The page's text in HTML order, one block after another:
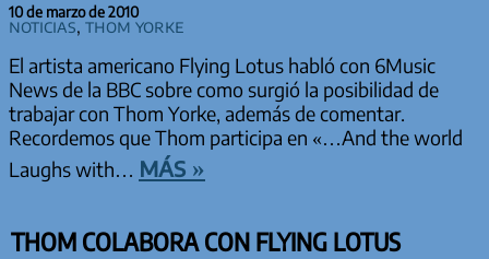
10 de marzo de 2010
Noticias, Thom Yorke
El artista americano Flying Lotus habló con 6Music
News de la BBC sobre como surgió la posibilidad de
trabajar con Thom Yorke, además de comentar.
Recordemos que Thom participa en «…And the world
Laughs with… más »
THOM COLABORA CON FLYING LOTUS